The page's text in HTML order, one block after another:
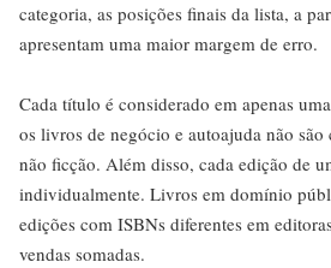
categoria, as posições finais da lista, a
apresentam uma maior margem de erro.
Cada título é considerado em apenas
os livros de negócio e autoajuda não são
não ficção. Além disso, cada edição de
individualmente. Livros em domínio
edições com ISBNs diferentes em
vendas somadas.